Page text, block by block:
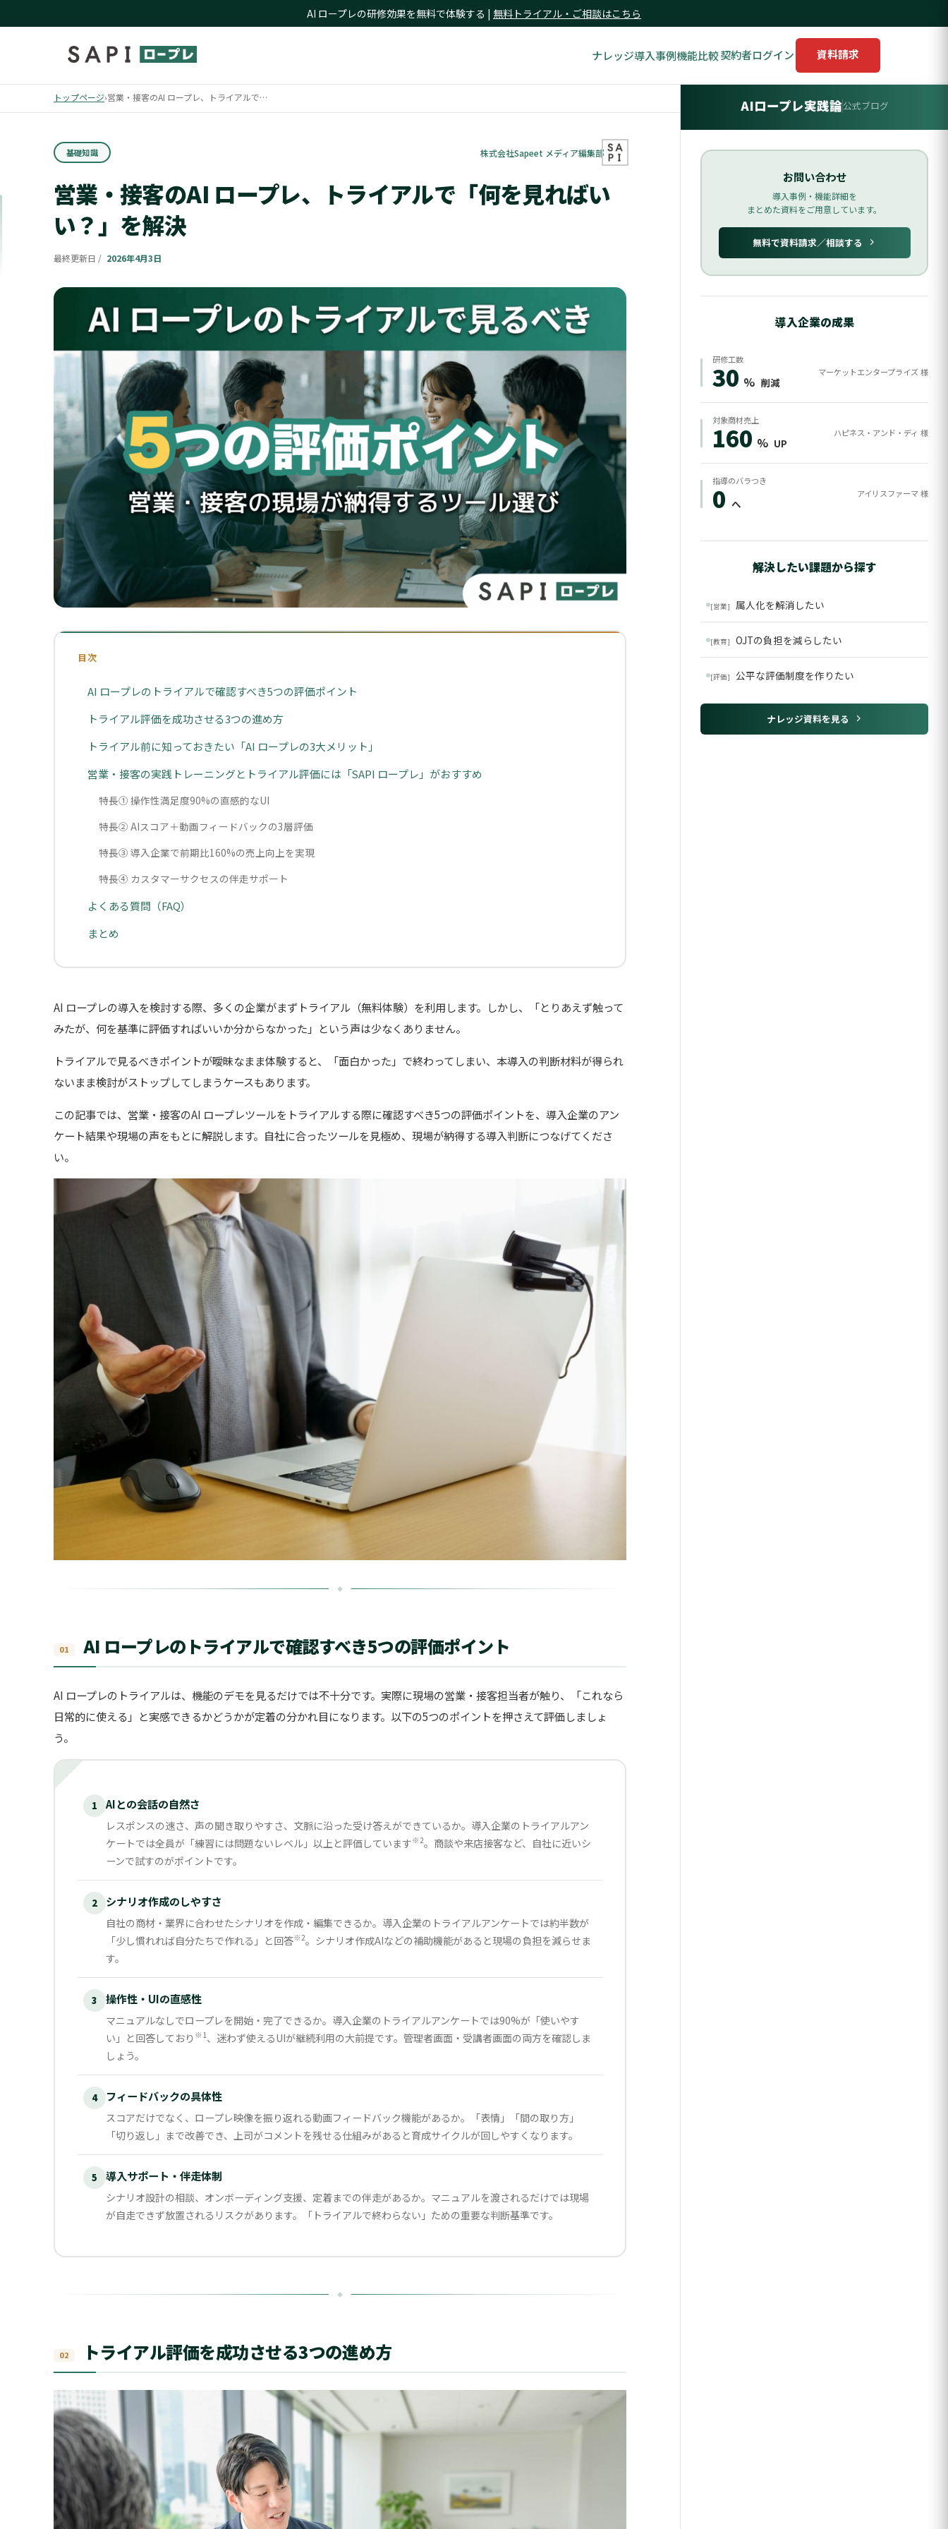
AI ロープレの研修効果を無料で体験する | 無料トライアル・ご相談はこちら
ナレッジ導入事例機能比較 資料請求
トップページ›営業・接客のAI ロープレ、トライアルで…
基礎知識 株式会社Sapeet メディア編集部
営業・接客のAI ロープレ、トライアルで「何を見ればい
い？」を解決
最終更新日 / 2026年4月3日
目次
AI ロープレのトライアルで確認すべき5つの評価ポイント
トライアル評価を成功させる3つの進め方
トライアル前に知っておきたい「AI ロープレの3大メリット」
営業・接客の実践トレーニングとトライアル評価には「SAPI ロープレ」がおすすめ
特長① 操作性満足度90%の直感的なUI
特長② AIスコア＋動画フィードバックの3層評価
特長③ 導入企業で前期比160%の売上向上を実現
特長④ カスタマーサクセスの伴走サポート
よくある質問（FAQ）
まとめ
AI ロープレの導入を検討する際、多くの企業がまずトライアル（無料体験）を利用します。しかし、「とりあえず触って
みたが、何を基準に評価すればいいか分からなかった」という声は少なくありません。
トライアルで見るべきポイントが曖昧なまま体験すると、「面白かった」で終わってしまい、本導入の判断材料が得られ
ないまま検討がストップしてしまうケースもあります。
この記事では、営業・接客のAI ロープレツールをトライアルする際に確認すべき5つの評価ポイントを、導入企業のアン
ケート結果や現場の声をもとに解説します。自社に合ったツールを見極め、現場が納得する導入判断につなげてくださ
い。
AI ロープレのトライアルで確認すべき5つの評価ポイント
AI ロープレのトライアルは、機能のデモを見るだけでは不十分です。実際に現場の営業・接客担当者が触り、「これなら
日常的に使える」と実感できるかどうかが定着の分かれ目になります。以下の5つのポイントを押さえて評価しましょ
う。
1 AIとの会話の自然さ
レスポンスの速さ、声の聞き取りやすさ、文脈に沿った受け答えができているか。導入企業のトライアルアン
ケートでは全員が「練習には問題ないレベル」以上と評価しています※2。商談や来店接客など、自社に近いシ
ーンで試すのがポイントです。
2 シナリオ作成のしやすさ
自社の商材・業界に合わせたシナリオを作成・編集できるか。導入企業のトライアルアンケートでは約半数が
「少し慣れれば自分たちで作れる」と回答※2。シナリオ作成AIなどの補助機能があると現場の負担を減らせま
す。
3 操作性・UIの直感性
マニュアルなしでロープレを開始・完了できるか。導入企業のトライアルアンケートでは90%が「使いやす
い」と回答しており ※1、迷わず使えるUIが継続利用の大前提です。管理者画面・受講者画面の両方を確認しま
しょう。
4 フィードバックの具体性
スコアだけでなく、ロープレ映像を振り返れる動画フィードバック機能があるか。「表情」「間の取り方」
「切り返し」まで改善でき、上司がコメントを残せる仕組みがあると育成サイクルが回しやすくなります。
5 導入サポート・伴走体制
シナリオ設計の相談、オンボーディング支援、定着までの伴走があるか。マニュアルを渡されるだけでは現場
が自走できず放置されるリスクがあります。「トライアルで終わらない」ための重要な判断基準です。
トライアル評価を成功させる3つの進め方
AIロープレ実践論公式ブログ
お問い合わせ
導入事例・機能詳細を
まとめた資料をご用意しています。
無料で資料請求／相談する
導入企業の成果
研修工数
30 % 削減
マーケットエンタープライズ 様
対象商材売上
160 % UP
ハピネス・アンド・ディ 様
指導のバラつき
0 へ
アイリスファーマ 様
解決したい課題から探す
[営業] 属人化を解消したい
[教育] OJTの負担を減らしたい
[評価] 公平な評価制度を作りたい
ナレッジ資料を見る